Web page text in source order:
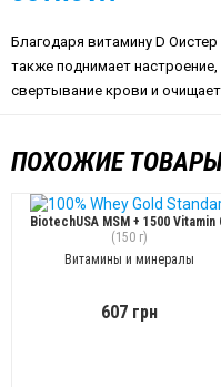
Благодаря витамину D
также поднимает
свертывание крови и
ПОХОЖИЕ
BiotechUSA MSM + 1500 Vitamin
(150 г)
Витамины и минералы
607 грн